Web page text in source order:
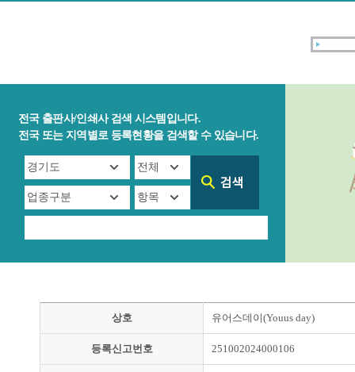
전국 출판사/인쇄사 검색 시스템입니다.
전국 또는 지역별로 등록현황을 검색할 수 있습니다.
상호 유어스데이(Youus day)
등록신고번호 251002024000106